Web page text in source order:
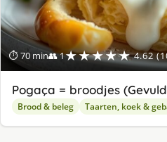
⏱ 70 min👥 1★★★★★ 4.62
Pogaça = broodjes
Brood & beleg Taarten, koek &